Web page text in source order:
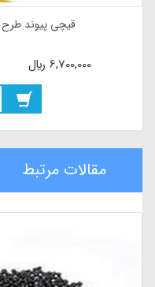
قیچی پیوند
6,700,000 ريال
مقالات مرتبط